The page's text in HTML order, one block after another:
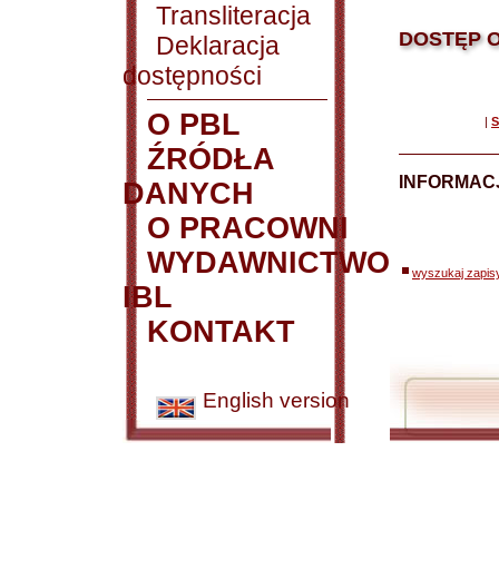
Transliteracja
Deklaracja
dostępności
O PBL
ŹRÓDŁA
DANYCH
O PRACOWNI
WYDAWNICTWO
IBL
KONTAKT
English version
DOSTĘP
|
wyszukaj